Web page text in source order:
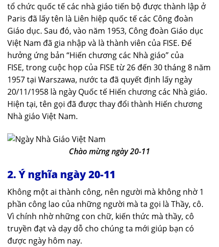
tổ chức quốc tế các nhà giáo tiến bộ được thành lập ở
Paris đã lấy tên là Liên hiệp quốc tế các Công đoàn
Giáo dục. Sau đó, vào năm 1953, Công đoàn Giáo dục
Việt Nam đã gia nhập và là thành viên của FISE. Để
hưởng ứng bản “Hiến chương các Nhà giáo” của
FISE, trong cuộc họp của FISE từ 26 đến 30 tháng 8 năm
1957 tại Warszawa, nước ta đã quyết định lấy ngày
20/11/1958 là ngày Quốc tế Hiến chương các Nhà giáo.
Hiện tại, tên gọi đã được thay đổi thành Hiến chương
Nhà giáo Việt Nam.
Chào mừng ngày 20-11
2. Ý nghĩa ngày 20-11
Không một ai thành công, nên người mà không nhờ 1
phần công lao của những người mà ta gọi là Thầy, cô.
Vì chính nhờ những con chữ, kiến thức mà thầy, cô
truyền đạt và dạy dỗ cho chúng ta mới giúp bạn có
được ngày hôm nay.